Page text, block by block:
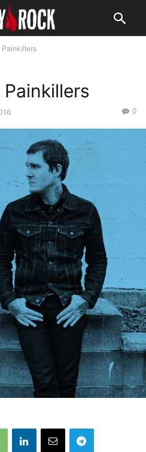
Painkillers
Painkillers
0